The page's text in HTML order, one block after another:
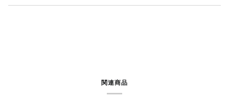
関連商品